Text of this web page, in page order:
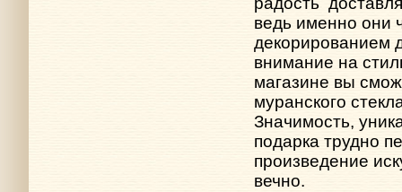
ведь именно они
декорированием
внимание на
магазине вы
муранского
Значимость,
подарка трудно
произведение
вечно.